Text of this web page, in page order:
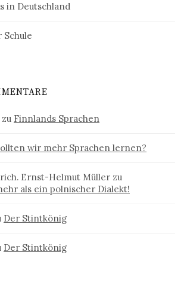
in Deutschland
zu Finnlands Sprachen
wir mehr Sprachen lernen?
Ernst-Helmut Müller zu
als ein polnischer Dialekt!
Der Stintkönig
Der Stintkönig